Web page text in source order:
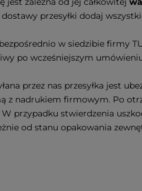
przesyłki dodaj
w siedzibie firmy
po wcześniejszym
przez nas przesyłka jest
z nadrukiem firmowym. Po
W przypadku stwierdzenia
od stanu opakowania